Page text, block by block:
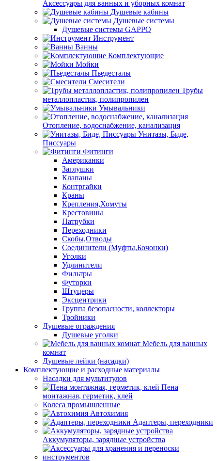
Аксессуары для ванных и уборных комнат
Душевые кабины
Душевые системы
Душевые системы GAPPO
Инструмент
Ванны
Комплектующие
Мойки
Пьедесталы
Смесители
Трубы
металлопластик, полипропилен
Умывальники
Отопление, водоснабжение, канализация
Унитазы, Биде,
Писсуары
Фитинги
Американки
Заглушки
Клапаны
Контргайки
Краны
Крепления,Хомуты
Крестовины
Патрубки
Переходники
Скобы,Отводы
Соединители (Муфты,Бочонки)
Уголки
Удлинители
Фильтры
Футорки
Штуцеры
Эксцентрики
Группа безопасности, коллекторы
Тройники
Душевые ограждения
Душевые уголки
Мебель для ванных
комнат
Душевые лейки (насадки)
Комплектующие и расходные материалы
Насадки для мультитулов
Пена
монтажная, герметик, клей
Колеса промышленные
Автохимия
Адаптеры, переходники
Аккумуляторы, зарядные устройства